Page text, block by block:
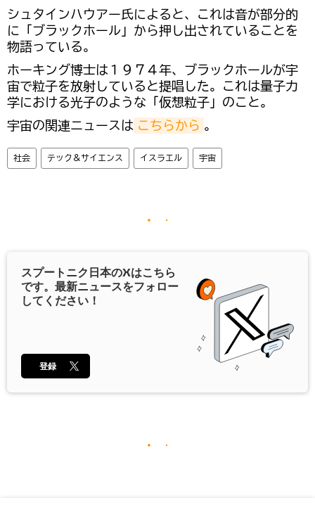
シュタインハウアー氏によると、これは音が部分的
に「ブラックホール」から押し出されていることを
物語っている。
ホーキング博士は１９７４年、ブラックホールが宇
宙で粒子を放射していると提唱した。これは量子力
学における光子のような「仮想粒子」のこと。
宇宙の関連ニュースは こちらから 。
社会 テック＆サイエンス イスラエル 宇宙
スプートニク日本のXはこちら
です。最新ニュースをフォロー
してください！
登録